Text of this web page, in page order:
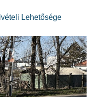
Lehetősége